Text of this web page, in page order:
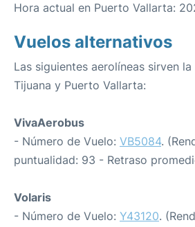
Hora actual en Puerto Vallarta:
Vuelos alternativos
Las siguientes aerolíneas sirven
Tijuana y Puerto Vallarta:
VivaAerobus
- Número de Vuelo: VB5084.
puntualidad: 93 - Retraso
Volaris
- Número de Vuelo: Y43120.